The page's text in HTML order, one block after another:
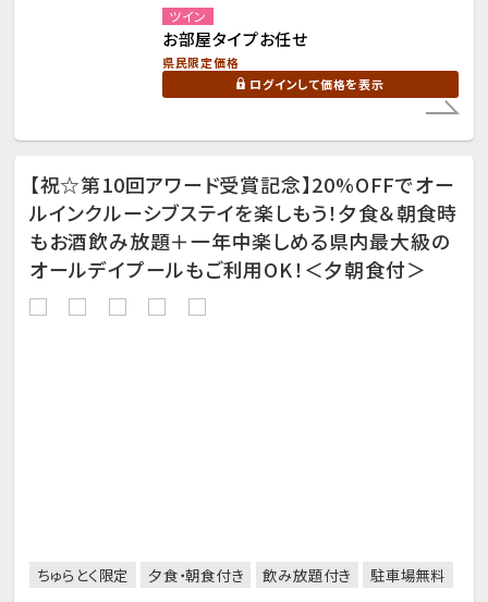
ツイン
お部屋タイプお任せ
県民限定価格
ログインして価格を表示
【祝☆第10回アワード受賞記念】20%OFFでオー
ルインクルーシブステイを楽しもう！夕食＆朝食時
もお酒飲み放題＋一年中楽しめる県内最大級の
オールデイプールもご利用OK！＜夕朝食付＞
ちゅらとく限定 夕食・朝食付き 飲み放題付き 駐車場無料